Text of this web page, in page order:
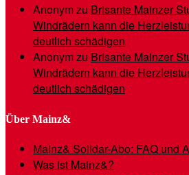
Anonymzu Brisante Mainzer
Windrädern kann die
deutlich schädigen
Anonymzu Brisante Mainzer
Windrädern kann die
deutlich schädigen
Über Mainz&
Mainz& Solidar-Abo: FAQ und
Was ist Mainz&?